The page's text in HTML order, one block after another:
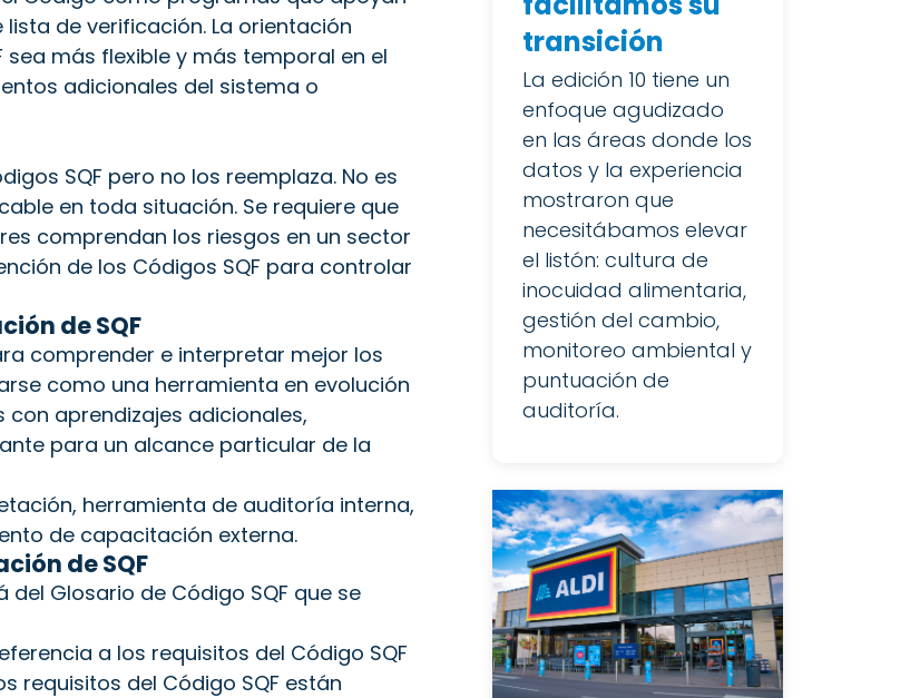
de verificación. La orientación
más flexible y más temporal en el
adicionales del sistema o
SQF pero no los reemplaza. No es
en toda situación. Se requiere que
comprendan los riesgos en un sector
de los Códigos SQF para controlar
de SQF
comprender e interpretar mejor los
como una herramienta en evolución
aprendizajes adicionales,
para un alcance particular de la
herramienta de auditoría interna,
de capacitación externa.
de SQF
Glosario de Código SQF que se
a los requisitos del Código SQF
requisitos del Código SQF están
transición
La edición 10 tiene un
enfoque agudizado
en las áreas donde los
datos y la experiencia
mostraron que
necesitábamos elevar
el listón: cultura de
inocuidad alimentaria,
gestión del cambio,
monitoreo ambiental y
puntuación de
auditoría.